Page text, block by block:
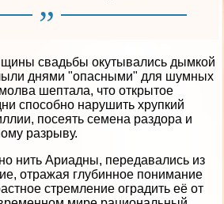
свадьбы окутывались дымкой
днями "опасными" для шумных
шептала, что открытое
способно нарушить хрупкий
посеять семена раздора и
разрыву.
нить Ариадны, передавались из
отражая глубинное понимание
стремление оградить её от